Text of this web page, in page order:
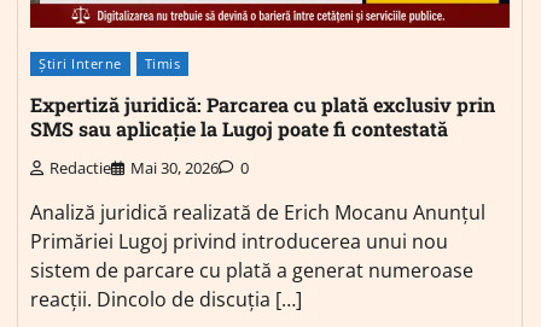
Știri Interne Timis
Expertiză juridică: Parcarea cu plată exclusiv prin
SMS sau aplicație la Lugoj poate fi contestată
Redactie Mai 30, 2026 0
Analiză juridică realizată de Erich Mocanu Anunțul
Primăriei Lugoj privind introducerea unui nou
sistem de parcare cu plată a generat numeroase
reacții. Dincolo de discuția […]